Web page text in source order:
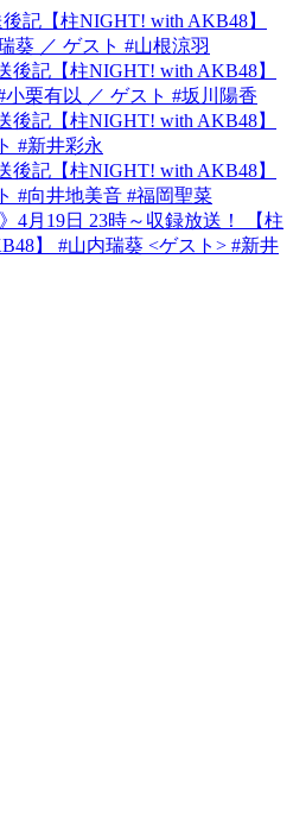
記【柱NIGHT! with AKB48】
葵 ／ ゲスト #山根涼羽
後記【柱NIGHT! with AKB48】
小栗有以 ／ ゲスト #坂川陽香
後記【柱NIGHT! with AKB48】
#新井彩永
後記【柱NIGHT! with AKB48】
#向井地美音 #福岡聖菜
4月19日 23時～収録放送！ 【柱
】 #山内瑞葵 <ゲスト> #新井